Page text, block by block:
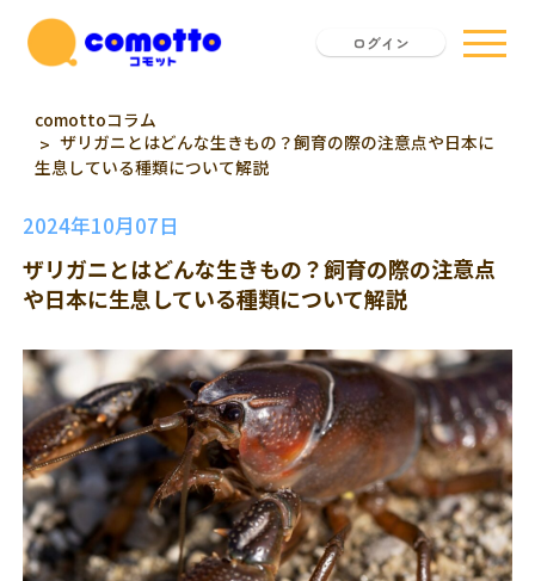
ログイン
comottoコラム
ザリガニとはどんな生きもの？飼育の際の注意点や日本に
生息している種類について解説
2024年10月07日
ザリガニとはどんな生きもの？飼育の際の注意点
や日本に生息している種類について解説